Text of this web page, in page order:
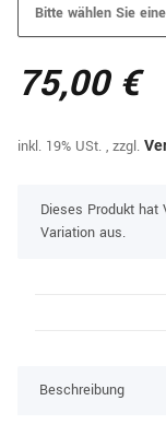
Bitte wählen Sie
75,00 €
inkl. 19% USt. , zzgl.
xDieses Produkt hat
Variation aus.
Beschreibung